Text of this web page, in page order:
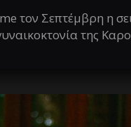
τον Σεπτέμβρη η
της